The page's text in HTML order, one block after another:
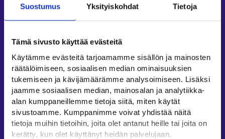
Suostumus Yksityiskohdat Tietoja
Tämä sivusto käyttää evästeitä
Käytämme evästeitä tarjoamamme sisällön ja mainosten
räätälöimiseen, sosiaalisen median ominaisuuksien
tukemiseen ja kävijämäärämme analysoimiseen. Lisäksi
jaamme sosiaalisen median, mainosalan ja analytiikka-
alan kumppaneillemme tietoja siitä, miten käytät
sivustoamme. Kumppanimme voivat yhdistää näitä
tietoja muihin tietoihin, joita olet antanut heille tai joita on
kerätty, kun olet käyttänyt heidän palvelujaan.
Avoimet työpaikat
Tietoa muilla kielillä
Asiakaspalvelu
Työllisyysalueiden yhteystiedot
Sähköisen asioinnin tuki
Työttömyysturvaneuvonta
Yritys- ja työnantaja-asiakkaan neuvontapalvelut
Asiointi- ja Oma työpolku -osioiden ohjeet
Tuki ja palaute